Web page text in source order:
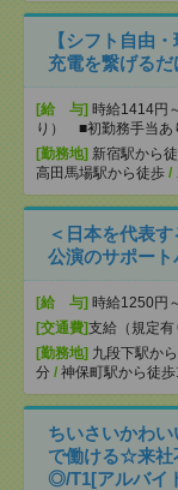
【シフト自由
充電を繋げる
[給 与] 時給1414円
り） ■初勤務手当
[勤務地] 新宿駅から
高田馬場駅から徒歩 /
＜日本を代表
公演のサポー
[給 与] 時給1250円
[交通費]支給（規定有
[勤務地] 九段下駅か
分 / 神保町駅から徒
ちいさいかわ
で働ける☆来社
◎/T1[アルバイ